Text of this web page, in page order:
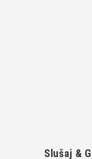
Slušaj &